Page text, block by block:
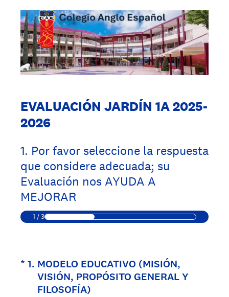
EVALUACIÓN JARDÍN 1A 2025-
2026
1. Por favor seleccione la respuesta
que considere adecuada; su
Evaluación nos AYUDA A
MEJORAR
1 /3
* 1. MODELO EDUCATIVO (MISIÓN,
VISIÓN, PROPÓSITO GENERAL Y
FILOSOFÍA)
(Obligatorio).